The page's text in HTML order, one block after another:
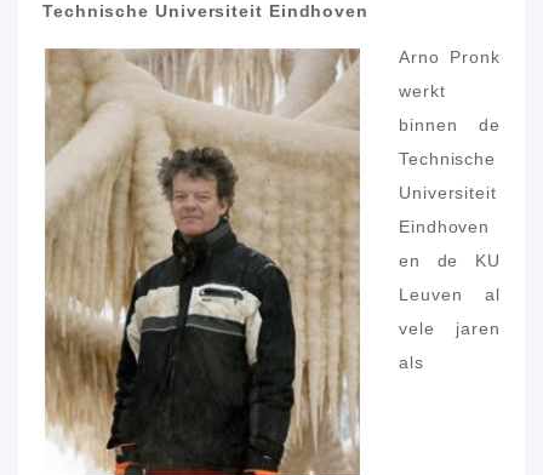
Technische Universiteit Eindhoven
Arno Pronk
werkt
binnen de
Technische
Universiteit
Eindhoven
en de KU
Leuven al
vele jaren
als